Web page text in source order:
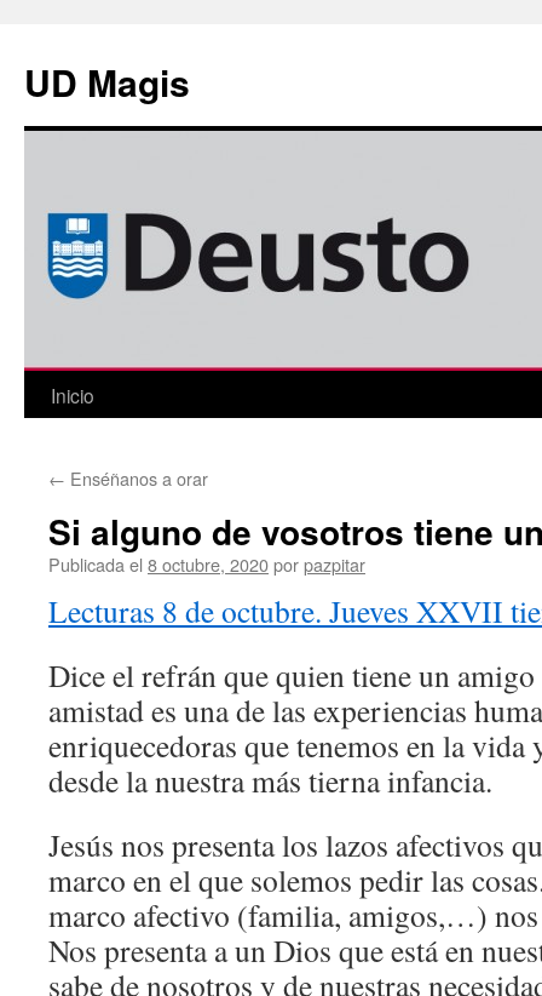
contenido
UD Magis
Inicio
← Enséñanos a orar
Si alguno de vosotros tiene
Publicada el 8 octubre, 2020porpazpitar
Lecturas 8 de octubre. Jueves XXVII
Dice el refrán que quien tiene un
amistad es una de las experiencias
enriquecedoras que tenemos en la vida
desde la nuestra más tierna infancia.
Jesús nos presenta los lazos afectivos
marco en el que solemos pedir las
marco afectivo (familia, amigos,…) nos
Nos presenta a un Dios que está en
sabe de nosotros y de nuestras